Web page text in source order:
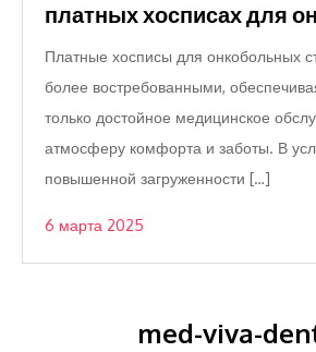
платных хосписах для
Платные хосписы для онкобольных
более востребованными,
только достойное медицинское
атмосферу комфорта и заботы. В
повышенной загруженности […]
6 марта 2025
med-viva-